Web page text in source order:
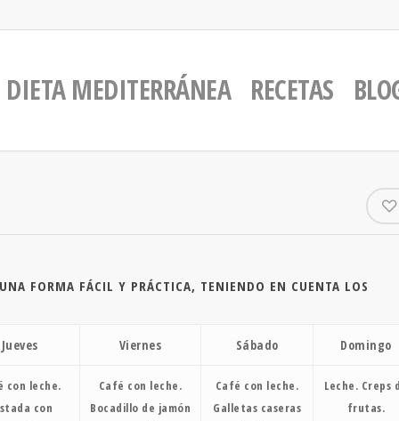
DIETA MEDITERRÁNEA RECETAS
FORMA FÁCIL Y PRÁCTICA, TENIENDO EN CUENTA LOS
Jueves Viernes Sábado Domingo
con leche.
con
Café con leche.
Bocadillo de jamón
Café con leche.
Galletas caseras
Leche. Creps
frutas.